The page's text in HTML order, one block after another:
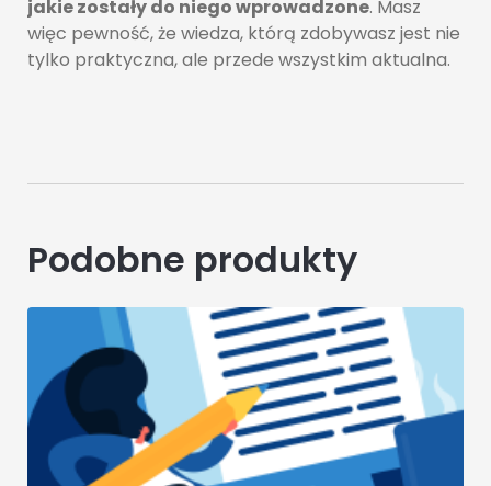
jakie zostały do niego wprowadzone. Masz
więc pewność, że wiedza, którą zdobywasz jest nie
tylko praktyczna, ale przede wszystkim aktualna.
Podobne produkty